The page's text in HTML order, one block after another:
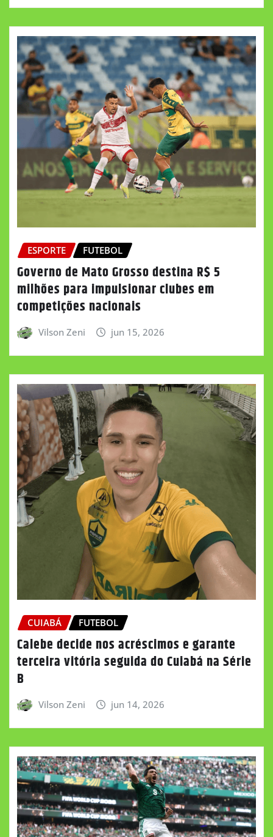
ESPORTE FUTEBOL
Governo de Mato Grosso destina R$ 5
milhões para impulsionar clubes em
competições nacionais
Vilson Zeni jun 15, 2026
CUIABÁ FUTEBOL
Calebe decide nos acréscimos e garante
terceira vitória seguida do Cuiabá na Série
B
Vilson Zeni jun 14, 2026